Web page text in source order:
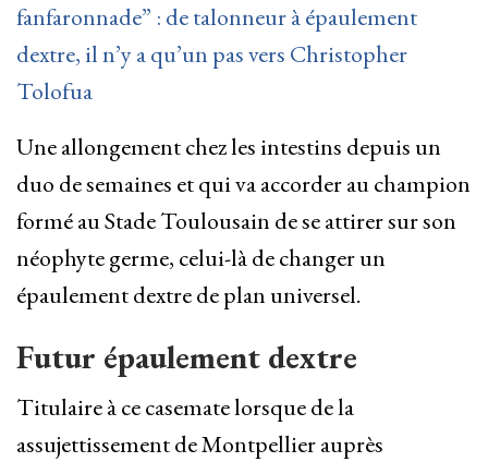
fanfaronnade” : de talonneur à épaulement
dextre, il n’y a qu’un pas vers Christopher
Tolofua
Une allongement chez les intestins depuis un
duo de semaines et qui va accorder au champion
formé au Stade Toulousain de se attirer sur son
néophyte germe, celui-là de changer un
épaulement dextre de plan universel.
Futur épaulement dextre
Titulaire à ce casemate lorsque de la
assujettissement de Montpellier auprès